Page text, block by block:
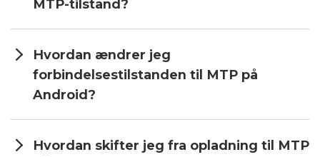
MTP-tilstand?
Hvordan ændrer jeg
forbindelsestilstanden til MTP på
Android?
Hvordan skifter jeg fra opladning til MTP